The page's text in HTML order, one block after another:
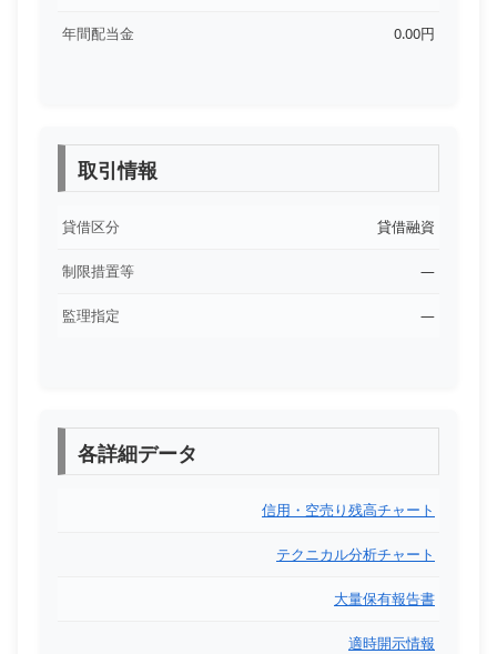
年間配当金 0.00円
取引情報
貸借区分 貸借融資
制限措置等 ―
監理指定 ―
各詳細データ
信用・空売り残高チャート
テクニカル分析チャート
大量保有報告書
適時開示情報